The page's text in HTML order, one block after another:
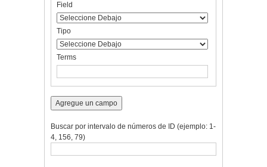
rows
"Reducir
por
específico":
1
de
búsqueda
de
búsqueda
de
búsqueda
de
Búsqueda
Field
Tipo
Terms
Agregue un campo
Buscar por intervalo de números de ID (ejemplo: 1-
4, 156, 79)